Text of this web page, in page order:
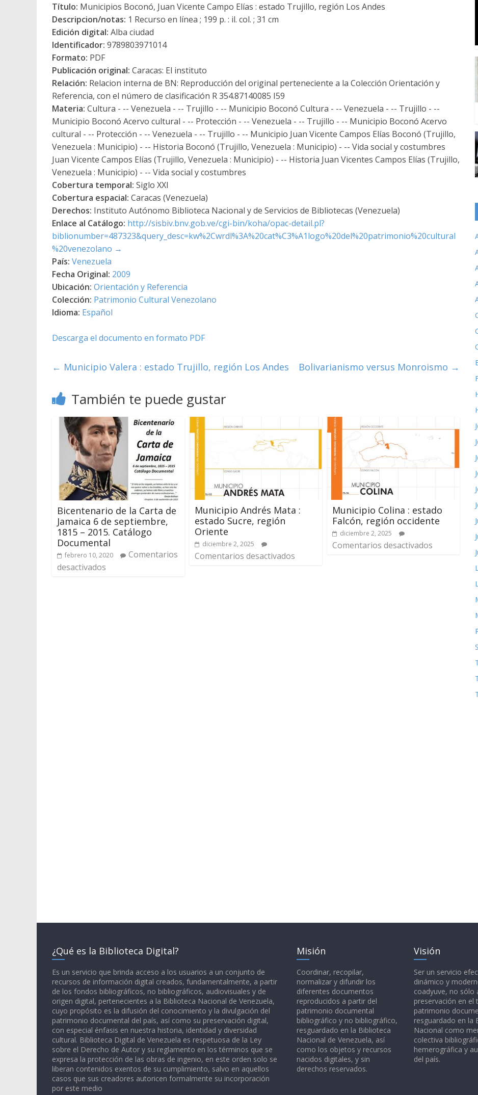
Título: Municipios Boconó, Juan Vicente Campo Elías : estado Trujillo, región Los Andes
Descripcion/notas: 1 Recurso en línea ; 199 p. : il. col. ; 31 cm
Edición digital: Alba ciudad
Identificador: 9789803971014
Formato: PDF
Publicación original: Caracas: El instituto
Relación: Relacion interna de BN: Reproducción del original perteneciente a la Colección Orientación y
Referencia, con el número de clasificación R 354.87140085 I59
Materia: Cultura - -- Venezuela - -- Trujillo - -- Municipio Boconó Cultura - -- Venezuela - -- Trujillo - --
Municipio Boconó Acervo cultural - -- Protección - -- Venezuela - -- Trujillo - -- Municipio Boconó Acervo
cultural - -- Protección - -- Venezuela - -- Trujillo - -- Municipio Juan Vicente Campos Elías Boconó (Trujillo,
Venezuela : Municipio) - -- Historia Boconó (Trujillo, Venezuela : Municipio) - -- Vida social y costumbres
Juan Vicente Campos Elías (Trujillo, Venezuela : Municipio) - -- Historia Juan Vicentes Campos Elías (Trujillo,
Venezuela : Municipio) - -- Vida social y costumbres
Cobertura temporal: Siglo XXI
Cobertura espacial: Caracas (Venezuela)
Derechos: Instituto Autónomo Biblioteca Nacional y de Servicios de Bibliotecas (Venezuela)
Enlace al Catálogo: http://sisbiv.bnv.gob.ve/cgi-bin/koha/opac-detail.pl?
biblionumber=487323&query_desc=kw%2Cwrdl%3A%20cat%C3%A1logo%20del%20patrimonio%20cultural
%20venezolano →
País: Venezuela
Fecha Original: 2009
Ubicación: Orientación y Referencia
Colección: Patrimonio Cultural Venezolano
Idioma: Español
Descarga el documento en formato PDF
← Municipio Valera : estado Trujillo, región Los Andes Bolivarianismo versus Monroismo →
También te puede gustar
Bicentenario de la Carta de
Jamaica 6 de septiembre,
1815 – 2015. Catálogo
Documental
febrero 10, 2020
Comentarios
desactivados
Municipio Andrés Mata :
estado Sucre, región
Oriente
diciembre 2, 2025
Comentarios desactivados
Municipio Colina : estado
Falcón, región occidente
diciembre 2, 2025
Comentarios desactivados
¿Qué es la Biblioteca Digital?
Es un servicio que brinda acceso a los usuarios a un conjunto de
recursos de información digital creados, fundamentalmente, a partir
de los fondos bibliográficos, no bibliográficos, audiovisuales y de
origen digital, pertenecientes a la Biblioteca Nacional de Venezuela,
cuyo propósito es la difusión del conocimiento y la divulgación del
patrimonio documental del país, así como su preservación digital,
con especial énfasis en nuestra historia, identidad y diversidad
cultural. Biblioteca Digital de Venezuela es respetuosa de la Ley
sobre el Derecho de Autor y su reglamento en los términos que se
expresa la protección de las obras de ingenio, en este orden solo se
liberan contenidos exentos de su cumplimiento, salvo en aquellos
casos que sus creadores autoricen formalmente su incorporación
por este medio
Misión
Coordinar, recopilar,
normalizar y difundir los
diferentes documentos
reproducidos a partir del
patrimonio documental
bibliográfico y no bibliográfico,
resguardado en la Biblioteca
Nacional de Venezuela, así
como los objetos y recursos
nacidos digitales, y sin
derechos reservados.
Visión
Ser un servicio
dinámico y
coadyuve, no sólo
preservación en el
patrimonio
resguardado en la
Nacional como
colectiva
hemerográfica y
del país.